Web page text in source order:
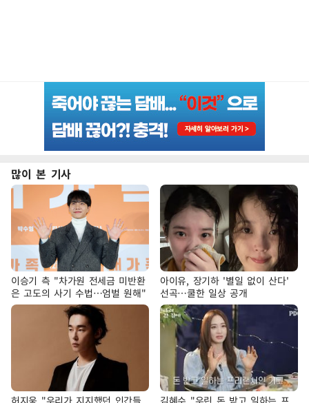
많이 본 기사
이승기 측 "차가원 전세금 미반환
은 고도의 사기 수법…엄벌 원해"
아이유, 장기하 '별일 없이 산다'
선곡…쿨한 일상 공개
허지웅 "우리가 지지했던 인간들 김혜수 "우린 돈 받고 일하는 프